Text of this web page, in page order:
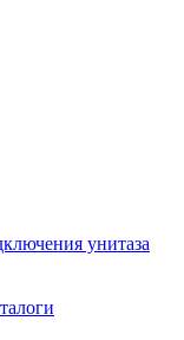
унитаза